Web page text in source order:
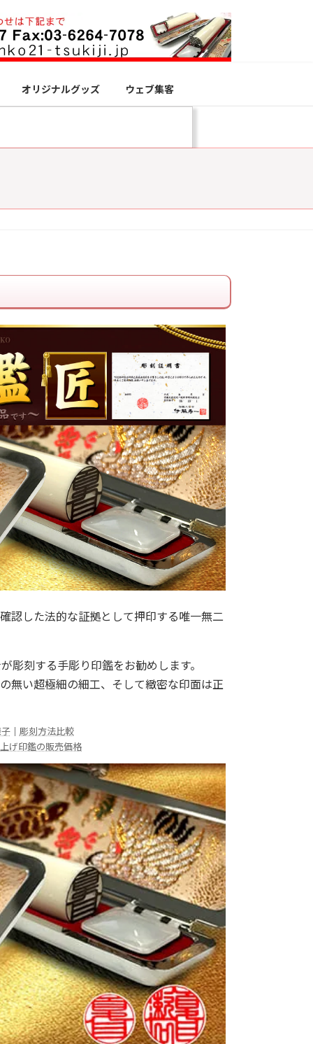
オリジナルグッズ ウェブ集客
認した法的な証拠として押印する唯一無二
彫刻する手彫り印鑑をお勧めします。
無い超極細の細工、そして緻密な印面は正
｜ 彫刻方法比較
げ印鑑の販売価格